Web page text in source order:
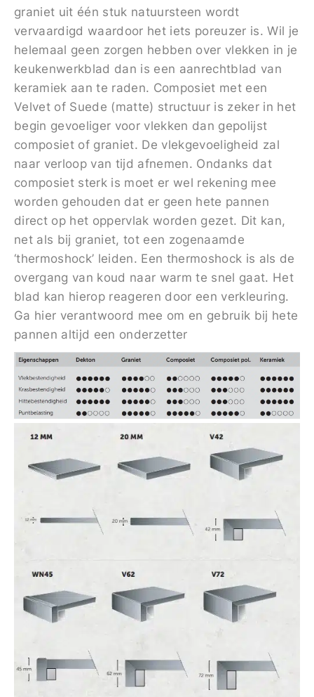
graniet uit één stuk natuursteen wordt
vervaardigd waardoor het iets poreuzer is. Wil je
helemaal geen zorgen hebben over vlekken in je
keukenwerkblad dan is een aanrechtblad van
keramiek aan te raden. Composiet met een
Velvet of Suede (matte) structuur is zeker in het
begin gevoeliger voor vlekken dan gepolijst
composiet of graniet. De vlekgevoeligheid zal
naar verloop van tijd afnemen. Ondanks dat
composiet sterk is moet er wel rekening mee
worden gehouden dat er geen hete pannen
direct op het oppervlak worden gezet. Dit kan,
net als bij graniet, tot een zogenaamde
‘thermoshock’ leiden. Een thermoshock is als de
overgang van koud naar warm te snel gaat. Het
blad kan hierop reageren door een verkleuring.
Ga hier verantwoord mee om en gebruik bij hete
pannen altijd een onderzetter